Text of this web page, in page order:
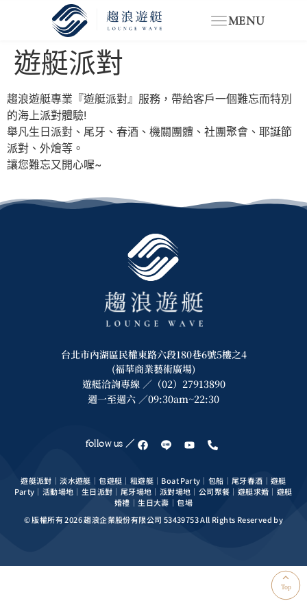
MENU
遊艇派對
趨浪遊艇專業『遊艇派對』服務，帶給客戶一個難忘而特別
的海上派對體驗!
舉凡生日派對、尾牙、春酒、機關團體、社團聚會、耶誕節
派對、外燴等。
讓您難忘又開心喔~
台北市內湖區民權東路六段180巷6號5樓之4
(福華商業藝術廣場)
遊艇洽詢專線 ／（02）27913890
週一至週六 ／09:30am~22:30
follow us ／
遊艇派對｜淡水遊艇｜包遊艇｜租遊艇｜Boat Party｜包船｜尾牙春酒｜遊艇
Party｜活動場地｜生日派對｜尾牙場地｜派對場地｜公司聚餐｜遊艇求婚｜遊艇
婚禮｜生日大壽｜包場
© 版權所有 2026 趨浪企業股份有限公司 53439753 All Rights Reserved by
Top